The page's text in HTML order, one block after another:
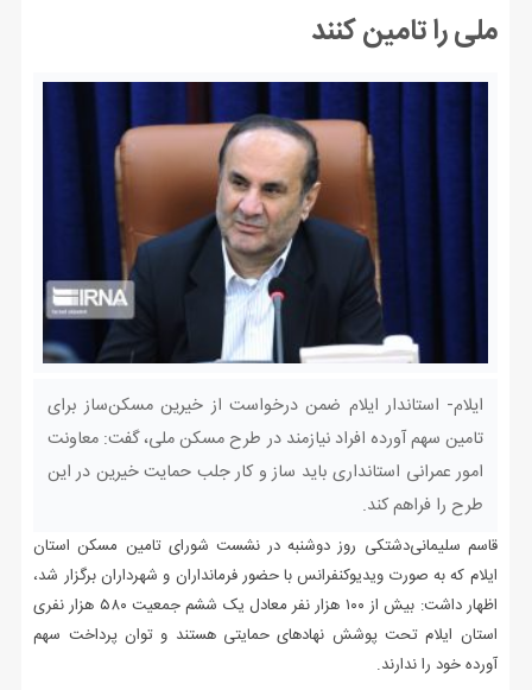
ملی را تامین کنند
ایلام- استاندار ایلام ضمن درخواست از خیرین مسکن‌ساز برای
تامین سهم آورده افراد نیازمند در طرح مسکن ملی، گفت: معاونت
امور عمرانی استانداری باید ساز و کار جلب حمایت خیرین در این
طرح را فراهم کند.
قاسم سلیمانی‌دشتکی روز دوشنبه در نشست شورای تامین مسکن استان
ایلام که به صورت ویدیوکنفرانس با حضور فرمانداران و شهرداران برگزار شد،
اظهار داشت: بیش از ۱۰۰ هزار نفر معادل یک ششم جمعیت ۵۸۰ هزار نفری
استان ایلام تحت پوشش نهادهای حمایتی هستند و توان پرداخت سهم
آورده‌ خود را ندارند.